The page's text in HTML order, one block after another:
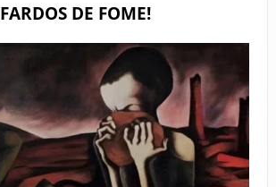
FARDOS DE FOME!